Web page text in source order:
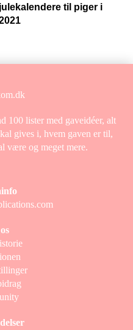
julekalendere til piger i
100 lister med gaveidéer, alt
gives i, hvem gaven er til,
være og meget mere.